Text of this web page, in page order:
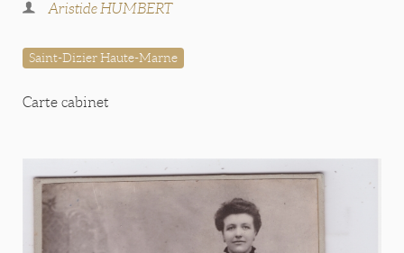
Aristide HUMBERT
Saint-Dizier Haute-Marne
Carte cabinet